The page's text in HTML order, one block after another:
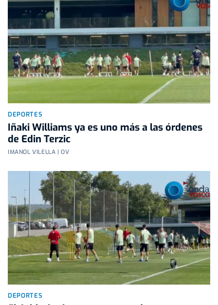
DEPORTES
Iñaki Williams ya es uno más a las órdenes
de Edin Terzic
IMANOL VILELLA | OV
DEPORTES